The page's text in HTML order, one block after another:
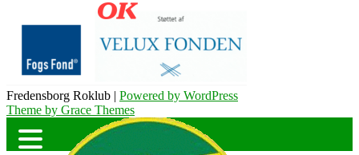
Fredensborg Roklub | Powered by WordPress
Theme by Grace Themes